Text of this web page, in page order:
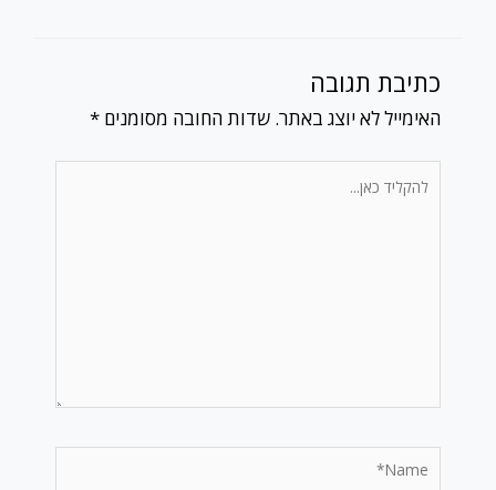
כתיבת תגובה
האימייל לא יוצג באתר. שדות החובה מסומנים *
להקליד
כאן...
Name*